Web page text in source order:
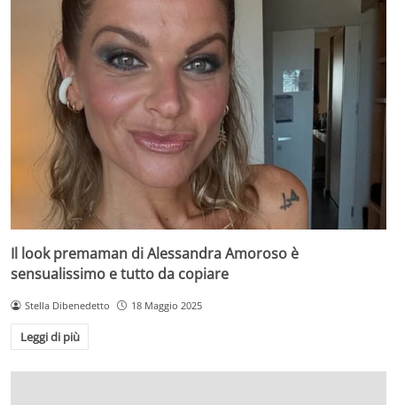
Il look premaman di Alessandra Amoroso è
sensualissimo e tutto da copiare
Stella Dibenedetto 18 Maggio 2025
Leggi di più